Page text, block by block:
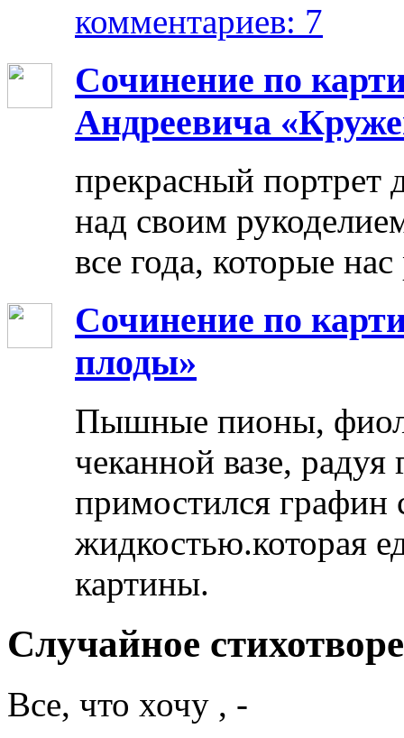
комментариев: 7
Сочинение по
Андреевича
прекрасный портрет
над своим
все года, которые
Сочинение по
плоды»
Пышные пионы,
чеканной вазе,
примостился графин
жидкостью.которая
картины.
Случайное
Все, что хочу , -